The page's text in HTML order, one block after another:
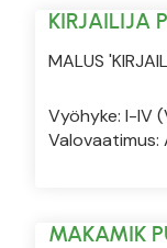
KIRJAILIJA
MALUS
Vyöhyke: I-IV
Valovaatimus:
MAKAMIK